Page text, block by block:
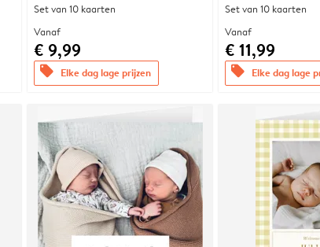
Set van 10 kaarten
Vanaf
€ 9,99
offers Elke dag lage prijzen
Set van 10 kaarten
Vanaf
€ 11,99
offers Elke dag lage